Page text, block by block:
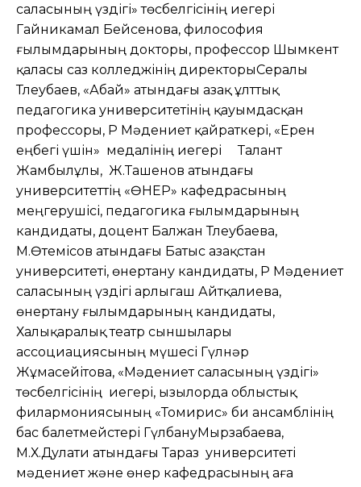
саласының үздігі» төсбелгісінің иегері
Гайникамал Бейсенова, философия
ғылымдарының докторы, профессор Шымкент
қаласы саз колледжінің директорыСералы
Тлеубаев, «Абай» атындағы Қазақ ұлттық
педагогика университетінің қауымдасқан
профессоры, ҚР Мәдениет қайраткері, «Ерен
еңбегі үшін» медалінің иегері Талант
Жамбылұлы, Ж.Ташенов атындағы
университеттің «ӨНЕР» кафедрасының
меңгерушісі, педагогика ғылымдарының
кандидаты, доцент Балжан Тлеубаева,
М.Өтемісов атындағы Батыс Қазақстан
университеті, өнертану кандидаты, ҚР Мәдениет
саласының үздігі Қарлыгаш Айтқалиева,
өнертану ғылымдарының кандидаты,
Халықаралық театр сыншылары
ассоциациясының мүшесі Гүлнәр
Жұмасейітова, «Мәдениет саласының үздігі»
төсбелгісінің иегері, Қызылорда облыстық
филармониясының «Томирис» би ансамблінің
бас балетмейстері ГүлбануМырзабаева,
М.Х.Дулати атындағы Тараз университеті
мәдениет және өнер кафедрасының аға